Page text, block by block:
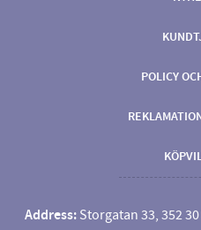
POLICY
Address: Storgatan 33, 352